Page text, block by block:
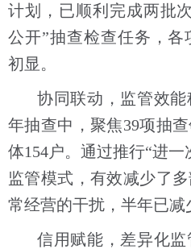
计划，已顺利完成两批
公开”抽查检查任务，
初显。
协同联动，监管效
年抽查中，聚焦39项抽
体154户。通过推行“进
监管模式，有效减少了
常经营的干扰，半年已减
信用赋能，差异化